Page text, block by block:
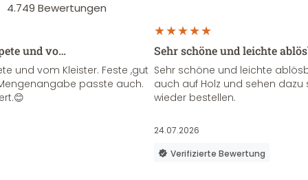
4.749 Bewertungen
und vo…
und vom Kleister. Feste ,gut
passte auch.
Sehr schöne und leichte
Sehr schöne und leichte
auch auf Holz und sehen
wieder bestellen.
24.07.2026
Verifizierte Bewertung